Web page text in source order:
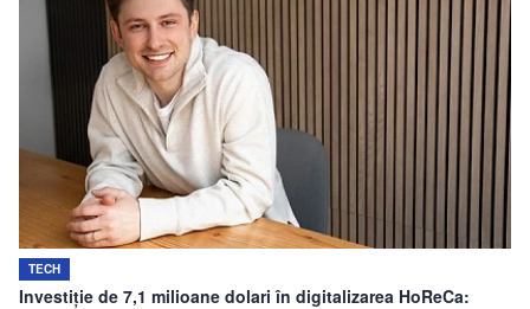
TECH
Investiție de 7,1 milioane dolari în digitalizarea HoReCa: